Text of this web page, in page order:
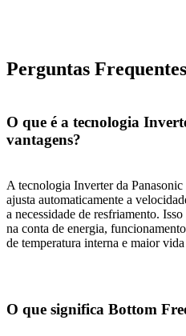
Perguntas Frequentes
O que é a tecnologia
vantagens?
A tecnologia Inverter da
ajusta automaticamente a
a necessidade de resfriamento.
na conta de energia,
de temperatura interna e maior
O que significa Bottom